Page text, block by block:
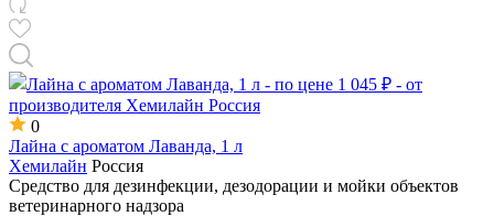
0
Лайна с ароматом Лаванда, 1 л
Хемилайн Россия
Средство для дезинфекции, дезодорации и мойки объектов
ветеринарного надзора